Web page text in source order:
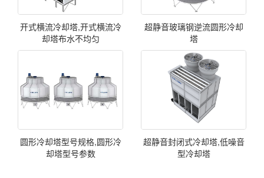
开式横流冷却塔,开式横流冷
却塔布水不均匀
超静音玻璃钢逆流圆形冷却
塔
圆形冷却塔型号规格,圆形冷
却塔型号参数
超静音封闭式冷却塔,低噪音
型冷却塔